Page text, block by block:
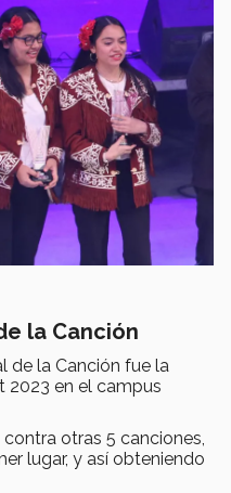
la Canción
de la Canción fue la
2023 en el campus
otras 5 canciones,
lugar, y así obteniendo